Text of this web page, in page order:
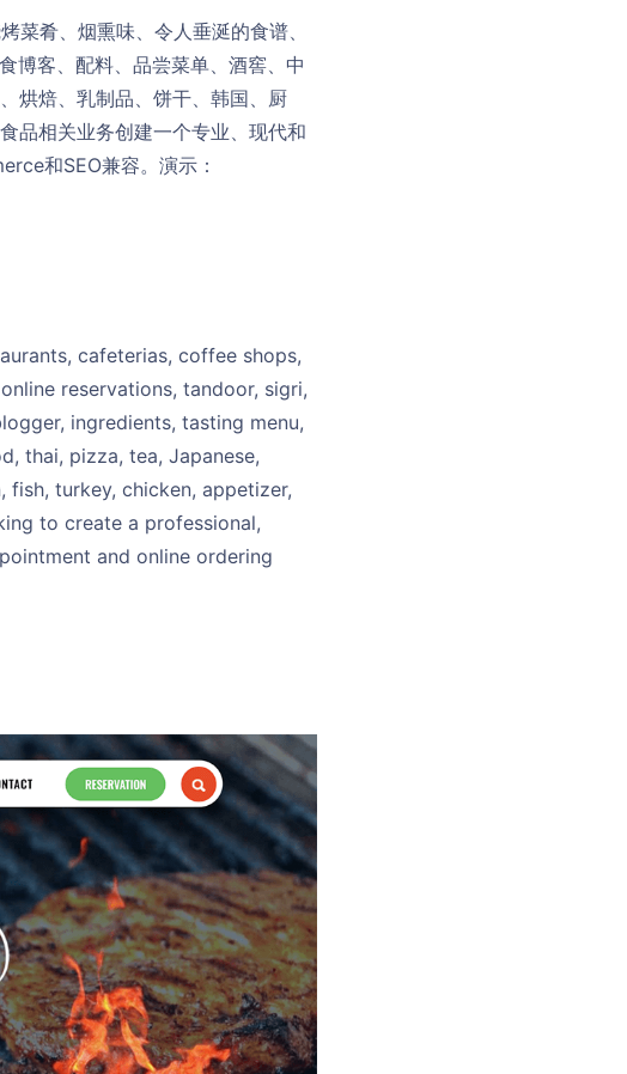
肴、烟熏味、令人垂涎的食谱、
博客、配料、品尝菜单、酒窖、中
烘焙、乳制品、饼干、韩国、厨
品相关业务创建一个专业、现代和
和SEO兼容。演示：
cafeterias, coffee shops,
reservations, tandoor, sigri,
ingredients, tasting menu,
thai, pizza, tea, Japanese,
fish, turkey, chicken, appetizer,
to create a professional,
and online ordering